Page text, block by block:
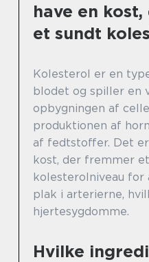
have en
et sundt
Kolesterol er en
blodet og spiller en
opbygningen af
produktionen af
af fedtstoffer. Det
kost, der fremmer
kolesterolniveau for
plak i arterierne,
hjertesygdomme.
Hvilke